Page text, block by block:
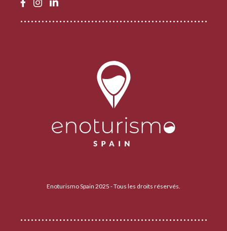
Enoturismo Spain 2025 - Tous les droits réservés.